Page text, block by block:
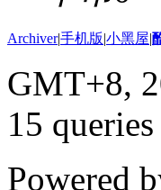
Archiver|手机版|小黑屋|
GMT+8,
15 queries
Powered